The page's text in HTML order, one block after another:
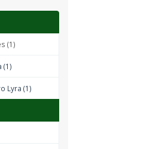
(1)
(1)
Lyra (1)